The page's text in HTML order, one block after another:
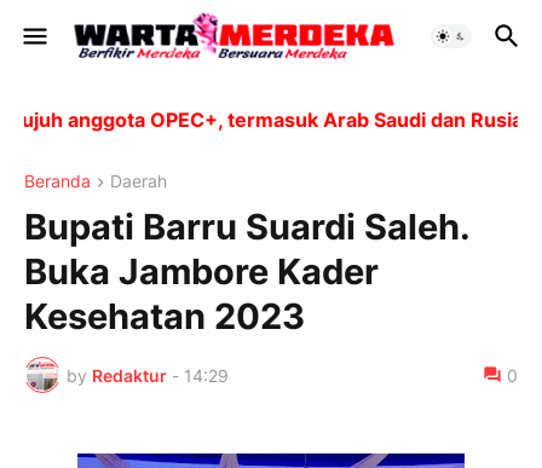
anggota OPEC+, termasuk Arab Saudi dan Rusia,
Beranda Daerah
Bupati Barru Suardi Saleh.
Buka Jambore Kader
Kesehatan 2023
by Redaktur - 14:29 0